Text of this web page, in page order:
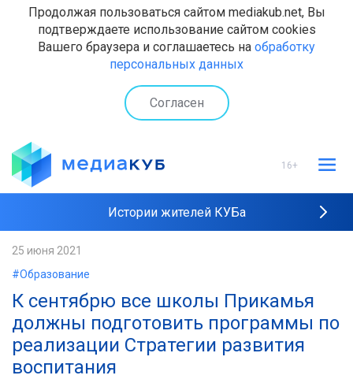
Продолжая пользоваться сайтом mediakub.net, Вы
подтверждаете использование сайтом cookies
Вашего браузера и соглашаетесь на обработку
персональных данных
Согласен
16+
Истории жителей КУБа
25 июня 2021
#Образование
К сентябрю все школы Прикамья
должны подготовить программы по
реализации Стратегии развития
воспитания